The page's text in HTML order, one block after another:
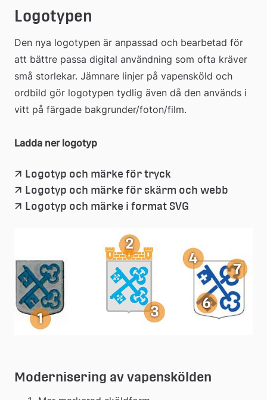
Logotypen
Den nya logotypen är anpassad och bearbetad för
att bättre passa digital användning som ofta kräver
små storlekar. Jämnare linjer på vapensköld och
ordbild gör logotypen tydlig även då den används i
vitt på färgade bakgrunder/foton/film.
Ladda ner logotyp
Logotyp och märke för tryck
till
dokument
Logotyp och märke för skärm och webb
Logotyp och märke i format SVG
ett
dokument
Modernisering av vapenskölden